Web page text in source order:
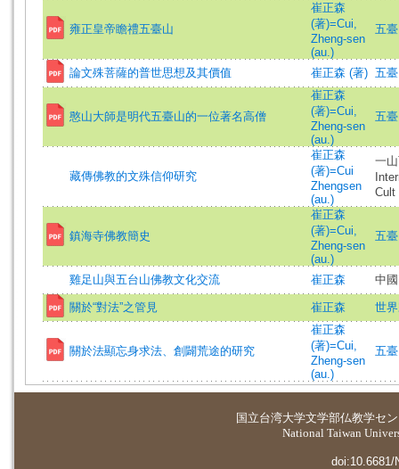
雍正皇帝瞻禮五臺山
崔正森
(著)=Cui,
Zheng-sen
(au.)
五
論文殊菩薩的普世思想及其價值 崔正森 (著) 五
憨山大師是明代五臺山的一位著名高僧
崔正森
(著)=Cui,
Zheng-sen
(au.)
五
藏傳佛教的文殊信仰研究
崔正森
(著)=Cui
Zhengsen
(au.)
一
Cult
鎮海寺佛教簡史
崔正森
(著)=Cui,
Zheng-sen
(au.)
五
雞足山與五台山佛教文化交流 崔正森 中
關於“對法”之管見 崔正森 世
關於法顯忘身求法、創闢荒途的研究
崔正森
(著)=Cui,
Zheng-sen
(au.)
五
国立台湾大学文学部仏教学セ
National Taiwan
doi:10.6681/